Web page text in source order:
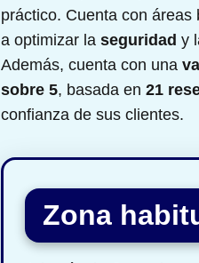
práctico. Cuenta con
a optimizar la seguridad y
Además, cuenta con una
sobre 5, basada en 21
confianza de sus clientes.
Zona